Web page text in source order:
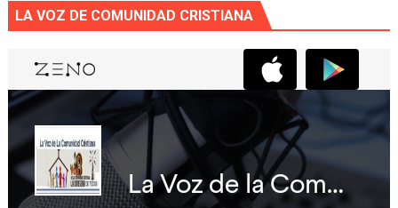
LA VOZ DE COMUNIDAD CRISTIANA